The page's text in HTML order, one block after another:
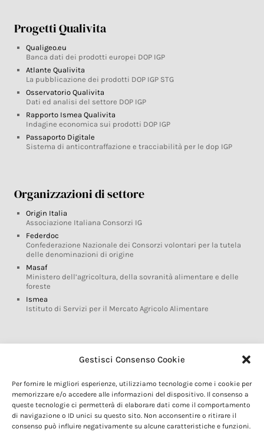
Gestisci Consenso Cookie
Per fornire le migliori esperienze, utilizziamo tecnologie come i cookie per
memorizzare e/o accedere alle informazioni del dispositivo. Il consenso a
queste tecnologie ci permetterà di elaborare dati come il comportamento
di navigazione o ID unici su questo sito. Non acconsentire o ritirare il
consenso può influire negativamente su alcune caratteristiche e funzioni.
Progetti Qualivita
Qualigeo.eu
Banca dati dei prodotti europei DOP IGP
Atlante Qualivita
La pubblicazione dei prodotti DOP IGP STG
Osservatorio Qualivita
Dati ed analisi del settore DOP IGP
Rapporto Ismea Qualivita
Indagine economica sui prodotti DOP IGP
Passaporto Digitale
Sistema di anticontraffazione e tracciabilità per le dop IGP
Organizzazioni di settore
Origin Italia
Associazione Italiana Consorzi IG
Federdoc
Confederazione Nazionale dei Consorzi volontari per la tutela
delle denominazioni di origine
Masaf
Ministero dell’agricoltura, della sovranità alimentare e delle
foreste
Ismea
Istituto di Servizi per il Mercato Agricolo Alimentare
Glossario DOP IGP
Marchi DOP IGP
Normativa prodotti DOP IGP
Consorzi di Tutela
Farm To Fork e prodotti DOP IGP